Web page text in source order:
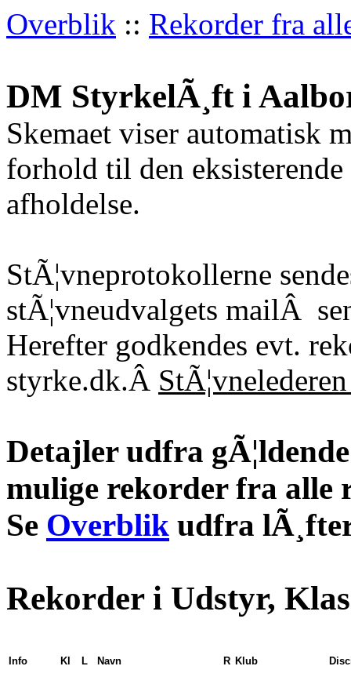
Overblik :: Rekorder fra
DM StyrkelÃ¸ft i
Skemaet viser automatisk
forhold til den
afholdelse.
StÃ¦vneprotokollerne
stÃ¦vneudvalgets mailÂ
Herefter godkendes evt.
styrke.dk.Â
Detajler udfra
mulige rekorder fra alle
Se Overblik udfra
Rekorder i Udstyr,
Info Kl L Navn R Klub